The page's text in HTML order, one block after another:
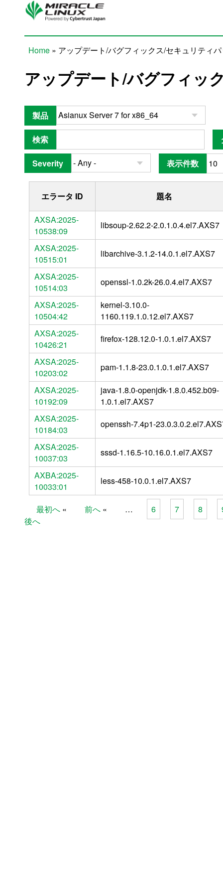
Skip to main content
Home » アップデート/バグフィックス/セキュリティ
アップデート/バグフィッ
製品
検索
Severity 表示件数
エラータ ID 題名
AXSA:2025-
10538:09
libsoup-2.62.2-2.0.1.0.4.el7.AXS7
AXSA:2025-
10515:01
libarchive-3.1.2-14.0.1.el7.AXS7
AXSA:2025-
10514:03
openssl-1.0.2k-26.0.4.el7.AXS7
AXSA:2025-
10504:42
kernel-3.10.0-
1160.119.1.0.12.el7.AXS7
AXSA:2025-
10426:21
firefox-128.12.0-1.0.1.el7.AXS7
AXSA:2025-
10203:02
pam-1.1.8-23.0.1.0.1.el7.AXS7
AXSA:2025-
10192:09
java-1.8.0-openjdk-1.8.0.452.b09-
1.0.1.el7.AXS7
AXSA:2025-
10184:03
openssh-7.4p1-
AXSA:2025-
10037:03
sssd-1.16.5-10.16.0.1.el7.AXS7
AXBA:2025-
10033:01
less-458-10.0.1.el7.AXS7
Pages
最初へ 前へ … 6 7 8
後へ